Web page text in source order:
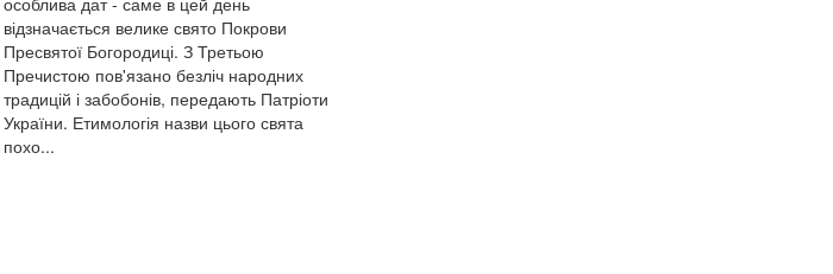
відзначається велике свято Покрови
Пресвятої Богородиці. З Третьою
Пречистою пов'язано безліч народних
традицій і забобонів, передають Патріоти
України. Етимологія назви цього свята
похо...